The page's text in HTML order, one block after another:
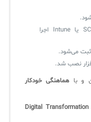
اسکریپت نصب نرم‌افزار در SCCM یا Intune اجرا
می‌شود.
نصب شد.
و با هماهنگی خودکار
Digital Transformation